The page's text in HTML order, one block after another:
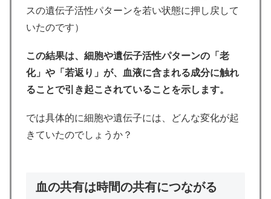
スの遺伝子活性パターンを若い状態に押し戻して
いたのです）
この結果は、細胞や遺伝子活性パターンの「老
化」や「若返り」が、血液に含まれる成分に触れ
ることで引き起こされていることを示します。
では具体的に細胞や遺伝子には、どんな変化が起
きていたのでしょうか？
血の共有は時間の共有につながる